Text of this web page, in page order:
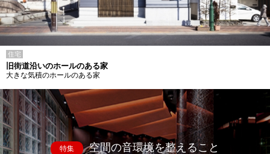
住宅
旧街道沿いのホールのある家
大きな気積のホールのある家
特集 空間の音環境を整えること